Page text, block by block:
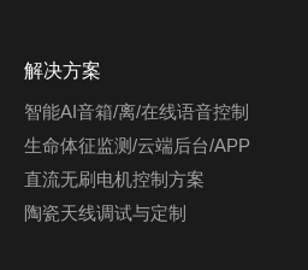
解决方案
智能AI音箱/离/在线语音控制
生命体征监测/云端后台/APP
直流无刷电机控制方案
陶瓷天线调试与定制